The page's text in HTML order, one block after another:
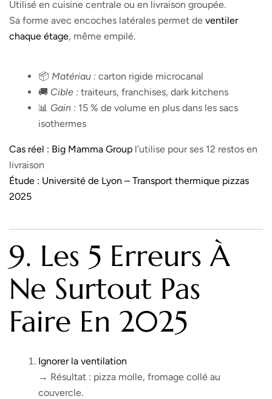
Utilisé en cuisine centrale ou en livraison groupée.
Sa forme avec encoches latérales permet de ventiler
chaque étage, même empilé.
📦 Matériau : carton rigide microcanal
🚚 Cible : traiteurs, franchises, dark kitchens
📊 Gain : 15 % de volume en plus dans les sacs
isothermes
Cas réel : Big Mamma Group l’utilise pour ses 12 restos en
livraison
Étude : Université de Lyon – Transport thermique pizzas
2025
9. Les 5 Erreurs À
Ne Surtout Pas
Faire En 2025
Ignorer la ventilation
→ Résultat : pizza molle, fromage collé au
couvercle.